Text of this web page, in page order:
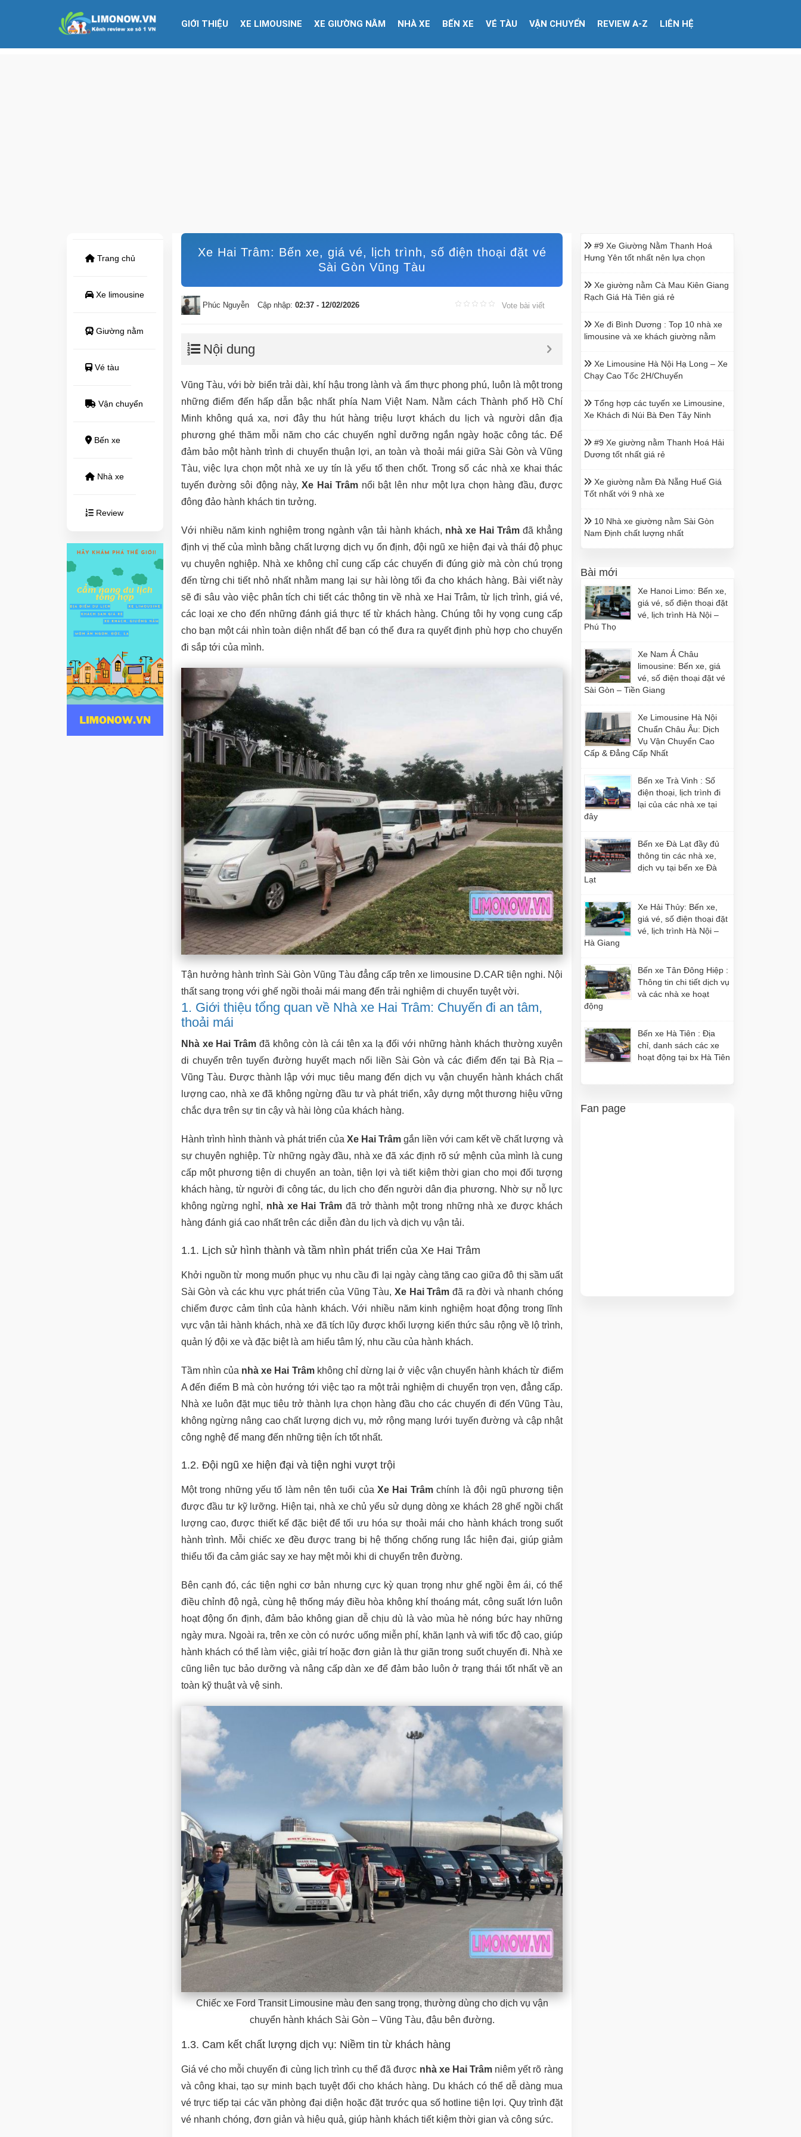
GIỚI THIỆU XE LIMOUSINE XE GIƯỜNG NẰM NHÀ XE BẾN XE VÉ TÀU VẬN CHUYỂN REVIEW A-Z LIÊN HỆ
Trang chủ
Xe limousine
Giường nằm
Vé tàu
Vận chuyển
Bến xe
Nhà xe
Review
Xe Hai Trâm: Bến xe, giá vé, lịch trình, số điện thoại đặt vé
Sài Gòn Vũng Tàu
Phúc Nguyễn Cập nhập: 02:37 - 12/02/2026 Vote bài viết
Nội dung
Vũng Tàu, với bờ biển trải dài, khí hậu trong lành và ẩm thực phong phú, luôn là một trong
những điểm đến hấp dẫn bậc nhất phía Nam Việt Nam. Nằm cách Thành phố Hồ Chí
Minh không quá xa, nơi đây thu hút hàng triệu lượt khách du lịch và người dân địa
phương ghé thăm mỗi năm cho các chuyến nghỉ dưỡng ngắn ngày hoặc công tác. Để
đảm bảo một hành trình di chuyển thuận lợi, an toàn và thoải mái giữa Sài Gòn và Vũng
Tàu, việc lựa chọn một nhà xe uy tín là yếu tố then chốt. Trong số các nhà xe khai thác
tuyến đường sôi động này,Xe Hai Trâmnổi bật lên như một lựa chọn hàng đầu, được
đông đảo hành khách tin tưởng.
Với nhiều năm kinh nghiệm trong ngành vận tải hành khách, nhà xe Hai Trâm đã khẳng
định vị thế của mình bằng chất lượng dịch vụ ổn định, đội ngũ xe hiện đại và thái độ phục
vụ chuyên nghiệp. Nhà xe không chỉ cung cấp các chuyến đi đúng giờ mà còn chú trọng
đến từng chi tiết nhỏ nhất nhằm mang lại sự hài lòng tối đa cho khách hàng. Bài viết này
sẽ đi sâu vào việc phân tích chi tiết các thông tin về nhà xe Hai Trâm, từ lịch trình, giá vé,
các loại xe cho đến những đánh giá thực tế từ khách hàng. Chúng tôi hy vọng cung cấp
cho bạn một cái nhìn toàn diện nhất để bạn có thể đưa ra quyết định phù hợp cho chuyến
đi sắp tới của mình.
Tận hưởng hành trình Sài Gòn Vũng Tàu đẳng cấp trên xe limousine D.CAR tiện nghi. Nội
thất sang trọng với ghế ngồi thoải mái mang đến trải nghiệm di chuyển tuyệt vời.
1. Giới thiệu tổng quan về Nhà xe Hai Trâm: Chuyến đi an tâm,
thoải mái
Nhà xe Hai Trâm đã không còn là cái tên xa lạ đối với những hành khách thường xuyên
di chuyển trên tuyến đường huyết mạch nối liền Sài Gòn và các điểm đến tại Bà Rịa –
Vũng Tàu. Được thành lập với mục tiêu mang đến dịch vụ vận chuyển hành khách chất
lượng cao, nhà xe đã không ngừng đầu tư và phát triển, xây dựng một thương hiệu vững
chắc dựa trên sự tin cậy và hài lòng của khách hàng.
Hành trình hình thành và phát triển củaXe Hai Trâm gắn liền với cam kết về chất lượng và
sự chuyên nghiệp. Từ những ngày đầu, nhà xe đã xác định rõ sứ mệnh của mình là cung
cấp một phương tiện di chuyển an toàn, tiện lợi và tiết kiệm thời gian cho mọi đối tượng
khách hàng, từ người đi công tác, du lịch cho đến người dân địa phương. Nhờ sự nỗ lực
không ngừng nghỉ, nhà xe Hai Trâm đã trở thành một trong những nhà xe được khách
hàng đánh giá cao nhất trên các diễn đàn du lịch và dịch vụ vận tải.
1.1. Lịch sử hình thành và tầm nhìn phát triển của Xe Hai Trâm
Khởi nguồn từ mong muốn phục vụ nhu cầu đi lại ngày càng tăng cao giữa đô thị sầm uất
Sài Gòn và các khu vực phát triển của Vũng Tàu,Xe Hai Trâm đã ra đời và nhanh chóng
chiếm được cảm tình của hành khách. Với nhiều năm kinh nghiệm hoạt động trong lĩnh
vực vận tải hành khách, nhà xe đã tích lũy được khối lượng kiến thức sâu rộng về lộ trình,
quản lý đội xe và đặc biệt là am hiểu tâm lý, nhu cầu của hành khách.
Tầm nhìn của nhà xe Hai Trâmkhông chỉ dừng lại ở việc vận chuyển hành khách từ điểm
A đến điểm B mà còn hướng tới việc tạo ra một trải nghiệm di chuyển trọn vẹn, đẳng cấp.
Nhà xe luôn đặt mục tiêu trở thành lựa chọn hàng đầu cho các chuyến đi đến Vũng Tàu,
không ngừng nâng cao chất lượng dịch vụ, mở rộng mạng lưới tuyến đường và cập nhật
công nghệ để mang đến những tiện ích tốt nhất.
1.2. Đội ngũ xe hiện đại và tiện nghi vượt trội
Một trong những yếu tố làm nên tên tuổi củaXe Hai Trâmchính là đội ngũ phương tiện
được đầu tư kỹ lưỡng. Hiện tại, nhà xe chủ yếu sử dụng dòng xe khách 28 ghế ngồi chất
lượng cao, được thiết kế đặc biệt để tối ưu hóa sự thoải mái cho hành khách trong suốt
hành trình. Mỗi chiếc xe đều được trang bị hệ thống chống rung lắc hiện đại, giúp giảm
thiểu tối đa cảm giác say xe hay mệt mỏi khi di chuyển trên đường.
Bên cạnh đó, các tiện nghi cơ bản nhưng cực kỳ quan trọng như ghế ngồi êm ái, có thể
điều chỉnh độ ngả, cùng hệ thống máy điều hòa không khí thoáng mát, công suất lớn luôn
hoạt động ổn định, đảm bảo không gian dễ chịu dù là vào mùa hè nóng bức hay những
ngày mưa. Ngoài ra, trên xe còn có nước uống miễn phí, khăn lạnh và wifi tốc độ cao, giúp
hành khách có thể làm việc, giải trí hoặc đơn giản là thư giãn trong suốt chuyến đi. Nhà xe
cũng liên tục bảo dưỡng và nâng cấp dàn xe để đảm bảo luôn ở trạng thái tốt nhất về an
toàn kỹ thuật và vệ sinh.
Chiếc xe Ford Transit Limousine màu đen sang trọng, thường dùng cho dịch vụ vận
chuyển hành khách Sài Gòn – Vũng Tàu, đậu bên đường.
1.3. Cam kết chất lượng dịch vụ: Niềm tin từ khách hàng
Giá vé cho mỗi chuyến đi cùng lịch trình cụ thể đã được nhà xe Hai Trâmniêm yết rõ ràng
và công khai, tạo sự minh bạch tuyệt đối cho khách hàng. Du khách có thể dễ dàng mua
vé trực tiếp tại các văn phòng đại diện hoặc đặt trước qua số hotline tiện lợi. Quy trình đặt
vé nhanh chóng, đơn giản và hiệu quả, giúp hành khách tiết kiệm thời gian và công sức.
#9 Xe Giường Nằm Thanh Hoá
Hưng Yên tốt nhất nên lựa chọn
Xe giường nằm Cà Mau Kiên Giang
Rạch Giá Hà Tiên giá rẻ
Xe đi Bình Dương : Top 10 nhà xe
limousine và xe khách giường nằm
Xe Limousine Hà Nội Hạ Long – Xe
Chạy Cao Tốc 2H/Chuyến
Tổng hợp các tuyến xe Limousine,
Xe Khách đi Núi Bà Đen Tây Ninh
#9 Xe giường nằm Thanh Hoá Hải
Dương tốt nhất giá rẻ
Xe giường nằm Đà Nẵng Huế Giá
Tốt nhất với 9 nhà xe
10 Nhà xe giường nằm Sài Gòn
Nam Định chất lượng nhất
Bài mới
Xe Hanoi Limo: Bến xe,
giá vé, số điện thoại đặt
vé, lịch trình Hà Nội –
Phú Thọ
Xe Nam Á Châu
limousine: Bến xe, giá
vé, số điện thoại đặt vé
Sài Gòn – Tiền Giang
Xe Limousine Hà Nội
Chuẩn Châu Âu: Dịch
Vụ Vận Chuyển Cao
Cấp & Đẳng Cấp Nhất
Bến xe Trà Vinh : Số
điện thoại, lịch trình đi
lại của các nhà xe tại
đây
Bến xe Đà Lạt đầy đủ
thông tin các nhà xe,
dịch vụ tại bến xe Đà
Lạt
Xe Hải Thủy: Bến xe,
giá vé, số điện thoại đặt
vé, lịch trình Hà Nội –
Hà Giang
Bến xe Tân Đông Hiệp :
Thông tin chi tiết dịch vụ
và các nhà xe hoạt
động
Bến xe Hà Tiên : Địa
chỉ, danh sách các xe
hoạt động tại bx Hà Tiên
Fan page